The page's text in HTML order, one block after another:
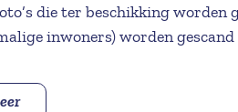
die ter beschikking
inwoners) worden gescand
die niet weet.